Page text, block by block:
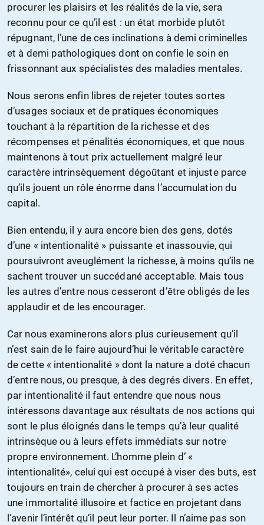
procurer les plaisirs et les réalités de la vie, sera
reconnu pour ce qu’il est : un état morbide plutôt
répugnant, l’une de ces inclinations à demi criminelles
et à demi pathologiques dont on confie le soin en
frissonnant aux spécialistes des maladies mentales.
Nous serons enfin libres de rejeter toutes sortes
d’usages sociaux et de pratiques économiques
touchant à la répartition de la richesse et des
récompenses et pénalités économiques, et que nous
maintenons à tout prix actuellement malgré leur
caractère intrinsèquement dégoûtant et injuste parce
qu’ils jouent un rôle énorme dans l’accumulation du
capital.
Bien entendu, il y aura encore bien des gens, dotés
d’une « intentionalité » puissante et inassouvie, qui
poursuivront aveuglément la richesse, à moins qu’ils ne
sachent trouver un succédané acceptable. Mais tous
les autres d’entre nous cesseront d’être obligés de les
applaudir et de les encourager.
Car nous examinerons alors plus curieusement qu’il
n’est sain de le faire aujourd’hui le véritable caractère
de cette « intentionalité » dont la nature a doté chacun
d’entre nous, ou presque, à des degrés divers. En effet,
par intentionalité il faut entendre que nous nous
intéressons davantage aux résultats de nos actions qui
sont le plus éloignés dans le temps qu’à leur qualité
intrinsèque ou à leurs effets immédiats sur notre
propre environnement. L’homme plein d’ «
intentionalité», celui qui est occupé à viser des buts, est
toujours en train de chercher à procurer à ses actes
une immortalité illusoire et factice en projetant dans
l’avenir l’intérêt qu’il peut leur porter. Il n’aime pas son